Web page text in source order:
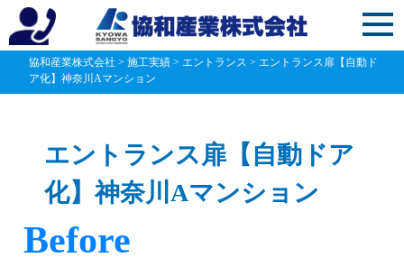
エントランス扉【自動ドア
化】神奈川Aマンション
Before
協和産業株式会社 > 施工実績> エントランス > エントランス扉【自動ド
ア化】神奈川Aマンション